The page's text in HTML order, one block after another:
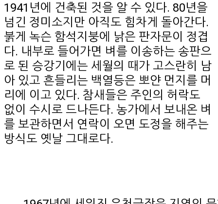
1941년에 건축된 것을 알 수 있다. 80년을
넘긴 정미소지만 아직도 힘차게 돌아간다.
붉게 녹슨 함석지붕에 낡은 판자문이 정겹
다. 내부로 들어가면 벼를 이송하는 송판으
로 된 승강기에는 세월의 때가 고스란히 남
아 있고 흔들리는 백열등은 뽀얀 먼지를 머
리에 이고 있다. 참새들은 주인의 허락도
없이 수시로 드나든다. 농가에서 보내온 벼
를 보관하면서 연락이 오면 도정을 해주는
방식도 옛날 그대로다.